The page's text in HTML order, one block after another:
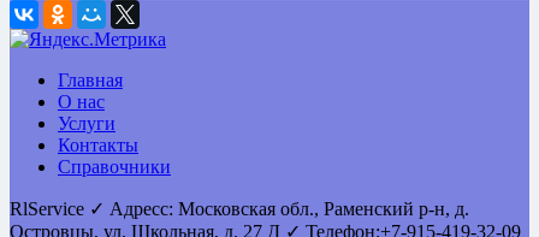
Главная
О нас
Услуги
Контакты
Справочники
RlService ✓ Адресс: Московская обл., Раменский р-н, д.
Островцы, ул. Школьная, д. 27 Д ✓ Телефон:+7-915-419-32-09